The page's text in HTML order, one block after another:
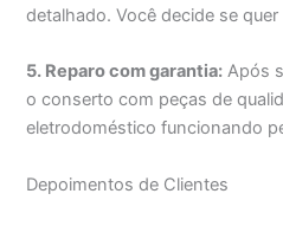
detalhado. Você decide se
5. Reparo com garantia: Após
o conserto com peças de
eletrodoméstico funcionando
Depoimentos de Clientes